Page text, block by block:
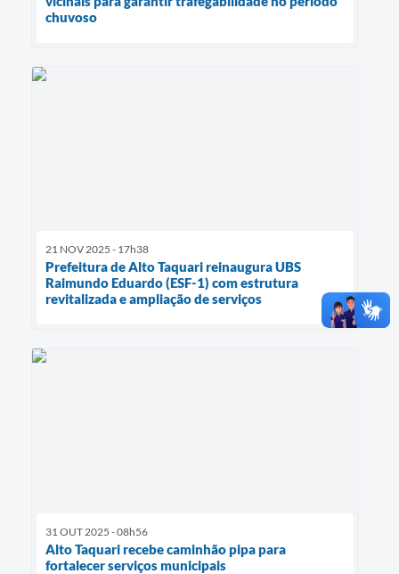
chuvoso
21 NOV 2025 - 17h38
Prefeitura de Alto Taquari reinaugura UBS
Raimundo Eduardo (ESF-1) com estrutura
revitalizada e ampliação de serviços
31 OUT 2025 - 08h56
Alto Taquari recebe caminhão pipa para
fortalecer serviços municipais